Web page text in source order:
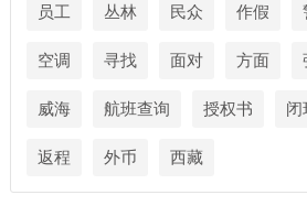
员工 丛林 民众 作假
空调 寻找 面对 方面
威海 航班查询 授权书 闭
返程 外币 西藏